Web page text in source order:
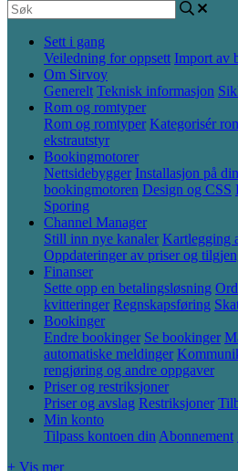
Sett i gang
Veiledning for oppsett Import av
Om Sirvoy
Generelt Teknisk informasjon
Rom og romtyper
Rom og romtyper Kategorisér
ekstrautstyr
Bookingmotorer
Nettsidebygger Installasjon på
bookingmotoren Design og CSS
Sporing
Channel Manager
Still inn nye kanaler Kartlegging
Oppdateringer av priser og
Finanser
Sette opp en betalingsløsning
kvitteringer Regnskapsføring
Bookinger
Endre bookinger Se bookinger
automatiske meldinger
rengjøring og andre oppgaver
Priser og restriksjoner
Priser og avslag Restriksjoner
Min konto
Tilpass kontoen din Abonnement
+ Vis mer